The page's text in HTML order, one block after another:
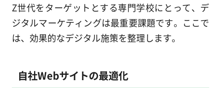
Z世代をターゲットとする専門学校にとって、デ
ジタルマーケティングは最重要課題です。ここで
は、効果的なデジタル施策を整理します。
自社Webサイトの最適化